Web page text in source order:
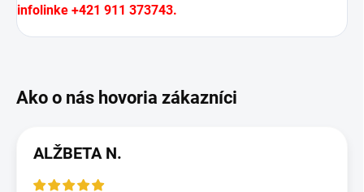
infolinke +421 911 373743.
ALŽBETA N.